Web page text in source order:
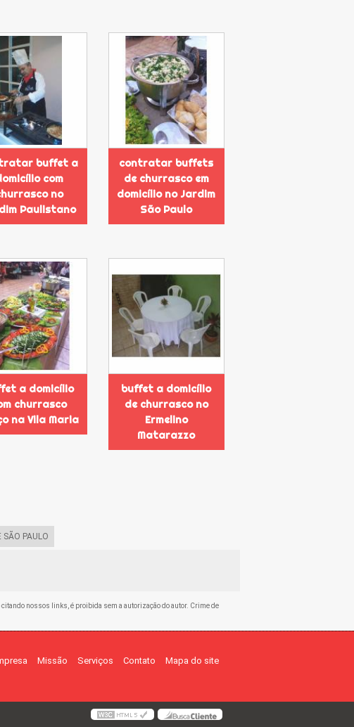
buffet a
com
no
Paulistano
contratar buffets
de churrasco em
domicílio no Jardim
São Paulo
a domicílio
churrasco
na Vila Maria
buffet a domicílio
de churrasco no
Ermelino
Matarazzo
SÃO PAULO
nossos links, é proibida sem a autorização do autor. Crime de
Missão Serviços Contato Mapa do site